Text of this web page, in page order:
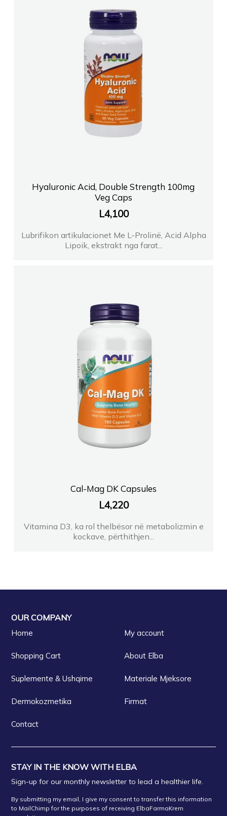
Hyaluronic Acid, Double Strength 100mg
Veg Caps
L4,100
Lubrifikon artikulacionet Me L-Prolinë, Acid Alpha
Lipoik, ekstrakt nga farat...
Cal-Mag DK Capsules
L4,220
Vitamina D3, ka rol thelbësor në metabolizmin e
kockave, përthithjen...
OUR COMPANY
Home My account
Shopping Cart About Elba
Suplemente & Ushqime Materiale Mjeksore
Dermokozmetika Firmat
Contact
STAY IN THE KNOW WITH ELBA
Sign-up for our monthly newsletter to lead a healthier life.
By submitting my email, I give my consent to transfer this information
to MailChimp for the purposes of receiving ElbaFarmaKrem